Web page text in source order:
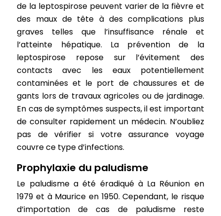
de la leptospirose peuvent varier de la fièvre et
des maux de tête à des complications plus
graves telles que l’insuffisance rénale et
l’atteinte hépatique. La prévention de la
leptospirose repose sur l’évitement des
contacts avec les eaux potentiellement
contaminées et le port de chaussures et de
gants lors de travaux agricoles ou de jardinage.
En cas de symptômes suspects, il est important
de consulter rapidement un médecin. N’oubliez
pas de vérifier si votre assurance voyage
couvre ce type d’infections.
Prophylaxie du paludisme
Le paludisme a été éradiqué à La Réunion en
1979 et à Maurice en 1950. Cependant, le risque
d’importation de cas de paludisme reste